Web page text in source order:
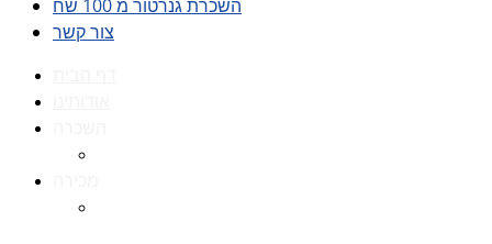
השכרת גנרטור מ 100 שח
צור קשר